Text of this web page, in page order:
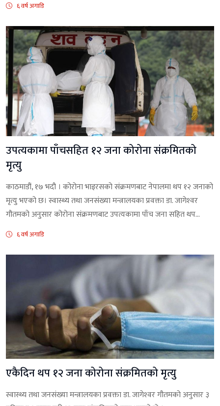
६ वर्ष अगाडि
उपत्यकामा पाँचसहित १२ जना कोरोना संक्रमितको
मृत्यु
काठमाडौं, १७ भदौ । कोरोना भाइरसको संक्रमणबाट नेपालमा थप १२ जनाको
मृत्यु भएको छ। स्वास्थ्य तथा जनसंख्या मन्त्रालयका प्रवक्ता डा. जागेश्‍वर
गौतमको अनुसार कोरोना संक्रमणबाट उपत्यकामा पाँच जना सहित थप...
६ वर्ष अगाडि
एकैदिन थप १२ जना कोरोना संक्रमितको मृत्यु
स्वास्थ्य तथा जनसंख्या मन्त्रालयका प्रवक्ता डा. जागेश्‍वर गौतमको अनुसार ३